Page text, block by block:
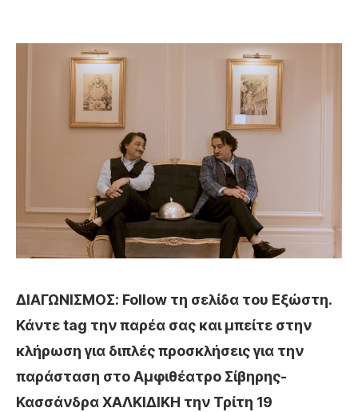
ΔΙΑΓΩΝΙΣΜΟΣ: Follow τη σελίδα του Εξώστη.
Κάντε tag την παρέα σας και μπείτε στην
κλήρωση για διπλές προσκλήσεις για την
παράσταση στο Αμφιθέατρο Σίβηρης-
Κασσάνδρα ΧΑΛΚΙΔΙΚΗ την Τρίτη 19